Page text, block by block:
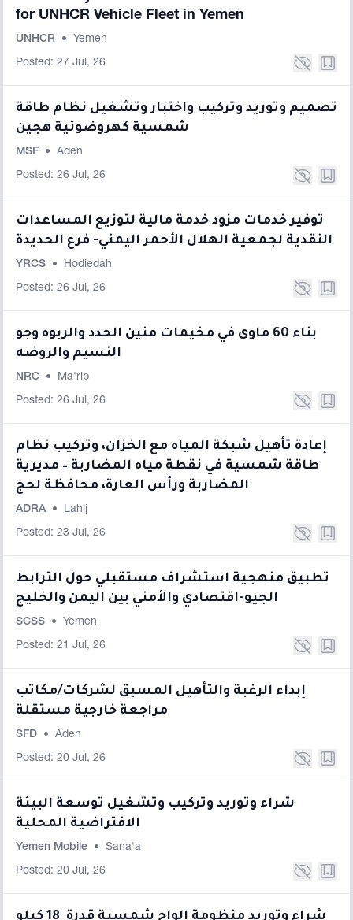
for UNHCR Vehicle Fleet in Yemen
UNHCR • Yemen
Posted: 27 Jul, 26
تصميم وتوريد وتركيب واختبار وتشغيل نظام طاقة
شمسية كهروضوئية هجين
MSF • Aden
Posted: 26 Jul, 26
توفير خدمات مزود خدمة مالية لتوزيع المساعدات
النقدية لجمعية الهلال الأحمر اليمني- فرع الحديدة
YRCS • Hodiedah
Posted: 26 Jul, 26
بناء 60 ماوى في مخيمات منين الحدد والربوه وجو
النسيم والروضه
NRC • Ma'rib
Posted: 26 Jul, 26
إعادة تأهيل شبكة المياه مع الخزان، وتركيب نظام
طاقة شمسية في نقطة مياه المضاربة – مديرية
المضاربة ورأس العارة، محافظة لحج
ADRA • Lahij
Posted: 23 Jul, 26
تطبيق منهجية استشراف مستقبلي حول الترابط
الجيو-اقتصادي والأمني بين اليمن والخليج
SCSS • Yemen
Posted: 21 Jul, 26
إبداء الرغبة والتأهيل المسبق لشركات/مكاتب
مراجعة خارجية مستقلة
SFD • Aden
Posted: 20 Jul, 26
شراء وتوريد وتركيب وتشغيل توسعة البيئة
الافتراضية المحلية
Yemen Mobile • Sana'a
Posted: 20 Jul, 26
شراء وتوريد منظومة الواح شمسية قدرة 18 كيلو